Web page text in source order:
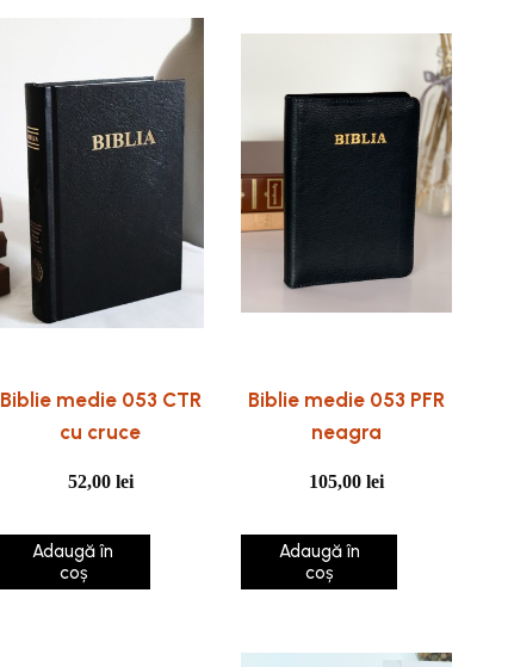
Biblie medie 053 CTR
cu cruce
52,00 lei
Adaugă în
coș
Biblie medie 053 PFR
neagra
105,00lei
Adaugă în
coș